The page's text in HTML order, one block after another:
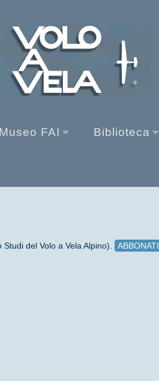
Museo FAI Biblioteca
del Volo a Vela Alpino). ABBONATI